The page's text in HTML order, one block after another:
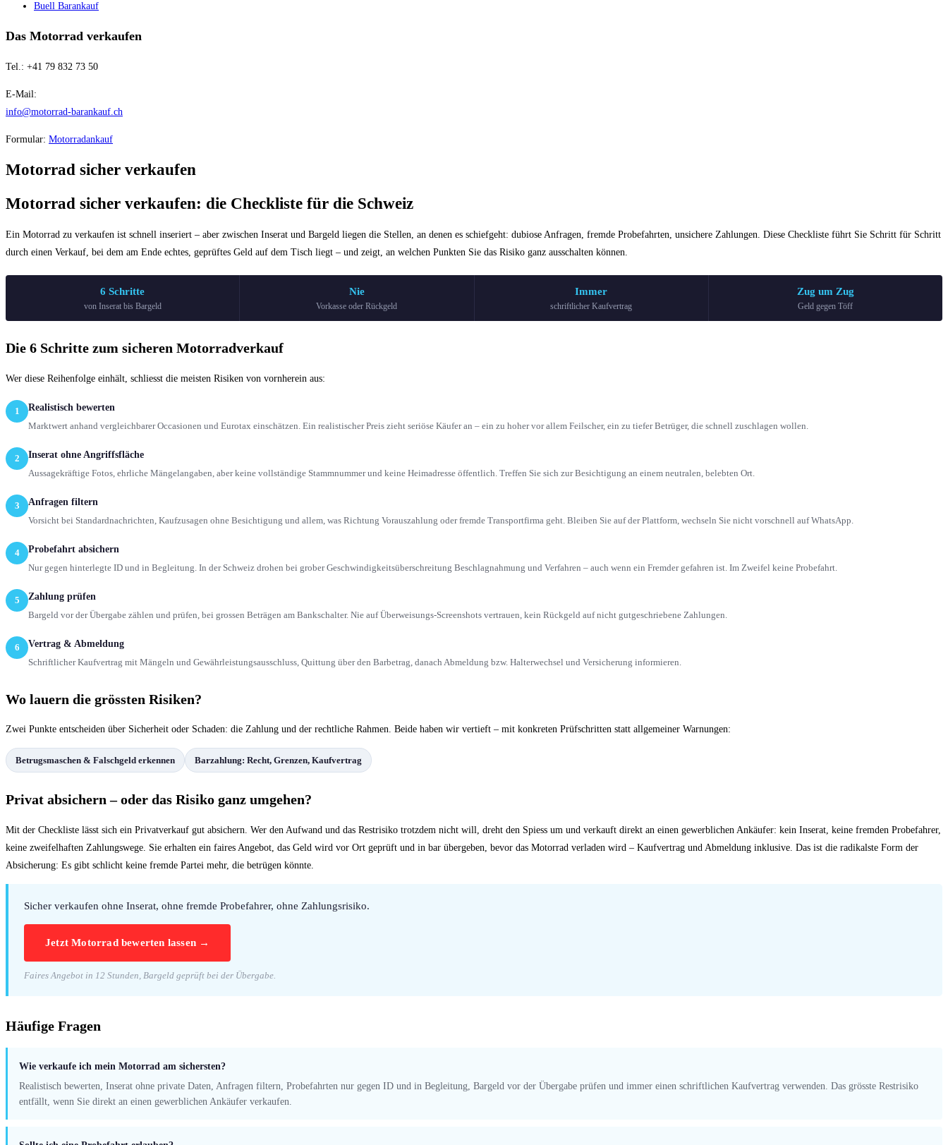
Buell Barankauf
Das Motorrad verkaufen
Tel.: +41 79 832 73 50
E-Mail:
info@motorrad-barankauf.ch
Formular: Motorradankauf
Motorrad sicher verkaufen
Motorrad sicher verkaufen: die Checkliste für die Schweiz
Ein Motorrad zu verkaufen ist schnell inseriert – aber zwischen Inserat und Bargeld liegen die Stellen, an denen es schiefgeht: dubiose Anfragen, fremde Probefahrten, unsichere Zahlungen. Diese Checkliste führt Sie Schritt für Schritt
durch einen Verkauf, bei dem am Ende echtes, geprüftes Geld auf dem Tisch liegt – und zeigt, an welchen Punkten Sie das Risiko ganz ausschalten können.
6 Schritte
von Inserat bis Bargeld
Nie
Vorkasse oder Rückgeld
Immer
schriftlicher Kaufvertrag
Zug um Zug
Geld gegen Töff
Die 6 Schritte zum sicheren Motorradverkauf
Wer diese Reihenfolge einhält, schliesst die meisten Risiken von vornherein aus:
1
Realistisch bewerten
Marktwert anhand vergleichbarer Occasionen und Eurotax einschätzen. Ein realistischer Preis zieht seriöse Käufer an – ein zu hoher vor allem Feilscher, ein zu tiefer Betrüger, die schnell zuschlagen wollen.
2
Inserat ohne Angriffsfläche
Aussagekräftige Fotos, ehrliche Mängelangaben, aber keine vollständige Stammnummer und keine Heimadresse öffentlich. Treffen Sie sich zur Besichtigung an einem neutralen, belebten Ort.
3
Anfragen filtern
Vorsicht bei Standardnachrichten, Kaufzusagen ohne Besichtigung und allem, was Richtung Vorauszahlung oder fremde Transportfirma geht. Bleiben Sie auf der Plattform, wechseln Sie nicht vorschnell auf WhatsApp.
4
Probefahrt absichern
Nur gegen hinterlegte ID und in Begleitung. In der Schweiz drohen bei grober Geschwindigkeitsüberschreitung Beschlagnahmung und Verfahren – auch wenn ein Fremder gefahren ist. Im Zweifel keine Probefahrt.
5
Zahlung prüfen
Bargeld vor der Übergabe zählen und prüfen, bei grossen Beträgen am Bankschalter. Nie auf Überweisungs-Screenshots vertrauen, kein Rückgeld auf nicht gutgeschriebene Zahlungen.
6
Vertrag & Abmeldung
Schriftlicher Kaufvertrag mit Mängeln und Gewährleistungsausschluss, Quittung über den Barbetrag, danach Abmeldung bzw. Halterwechsel und Versicherung informieren.
Wo lauern die grössten Risiken?
Zwei Punkte entscheiden über Sicherheit oder Schaden: die Zahlung und der rechtliche Rahmen. Beide haben wir vertieft – mit konkreten Prüfschritten statt allgemeiner Warnungen:
Betrugsmaschen & Falschgeld erkennen Barzahlung: Recht, Grenzen, Kaufvertrag
Privat absichern – oder das Risiko ganz umgehen?
Mit der Checkliste lässt sich ein Privatverkauf gut absichern. Wer den Aufwand und das Restrisiko trotzdem nicht will, dreht den Spiess um und verkauft direkt an einen gewerblichen Ankäufer: kein Inserat, keine fremden Probefahrer,
keine zweifelhaften Zahlungswege. Sie erhalten ein faires Angebot, das Geld wird vor Ort geprüft und in bar übergeben, bevor das Motorrad verladen wird – Kaufvertrag und Abmeldung inklusive. Das ist die radikalste Form der
Absicherung: Es gibt schlicht keine fremde Partei mehr, die betrügen könnte.
Sicher verkaufen ohne Inserat, ohne fremde Probefahrer, ohne Zahlungsrisiko.
Jetzt Motorrad bewerten lassen →
Faires Angebot in 12 Stunden, Bargeld geprüft bei der Übergabe.
Häufige Fragen
Wie verkaufe ich mein Motorrad am sichersten?
Realistisch bewerten, Inserat ohne private Daten, Anfragen filtern, Probefahrten nur gegen ID und in Begleitung, Bargeld vor der Übergabe prüfen und immer einen schriftlichen Kaufvertrag verwenden. Das grösste Restrisiko
entfällt, wenn Sie direkt an einen gewerblichen Ankäufer verkaufen.